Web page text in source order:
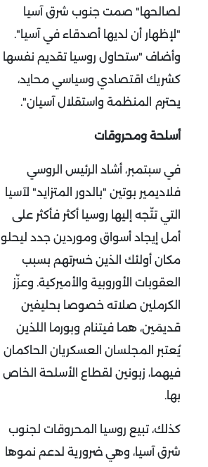
لصالحها" صمت جنوب شرق آسيا
"لإظهار أن لديها أصدقاء في آسيا".
وأضاف "ستحاول روسيا تقديم نفسها
كشريك اقتصادي وسياسي محايد،
يحترم المنظمة واستقلال آسيان".
أسلحة ومحروقات
في سبتمبر، أشاد الرئيس الروسي
فلاديمير بوتين "بالدور المتزايد" لآسيا
التي تتّجه إليها روسيا أكثر فأكثر على
أمل إيجاد أسواق وموردين جدد ليحلوا
مكان أولئك الذين خسرتهم بسبب
العقوبات الأوروبية والأميركية. وعزّز
الكرملين صلاته خصوصا بحليفين
قديمَين، هما فيتنام وبورما اللذين
يُعتبر المجلسان العسكريان الحاكمان
فيهما، زبونين لقطاع الأسلحة الخاص
بها.
كذلك، تبيع روسيا المحروقات لجنوب
شرق آسيا، وهي ضرورية لدعم نموها